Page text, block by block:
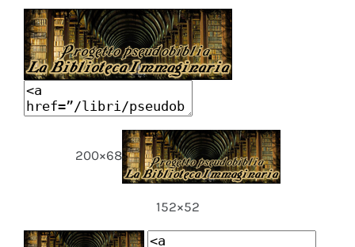
200×68
152×52